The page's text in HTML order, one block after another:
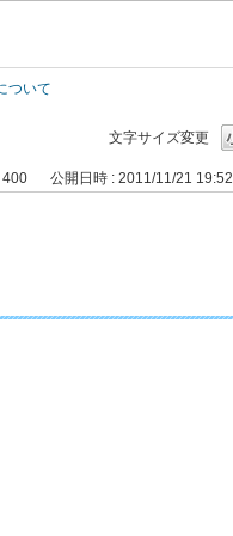
ついて
文字サイズ変更
400 公開日時 : 2011/11/21 19:52